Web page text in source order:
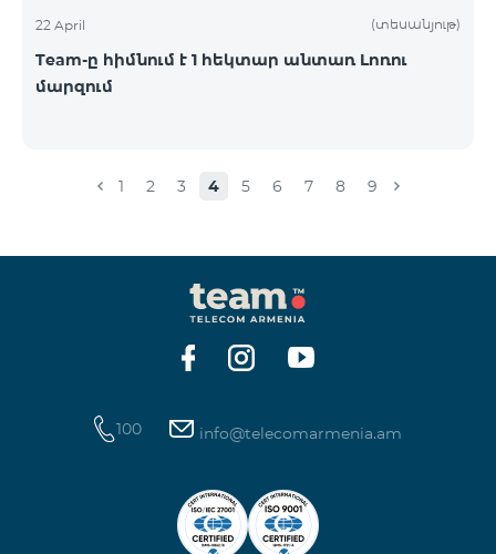
22 April (տեսանյութ)
Team-ը հիմնում է 1 հեկտար անտառ Լոռու
մարզում
1 2 3 4 5 6 7 8 9
100 info@telecomarmenia.am